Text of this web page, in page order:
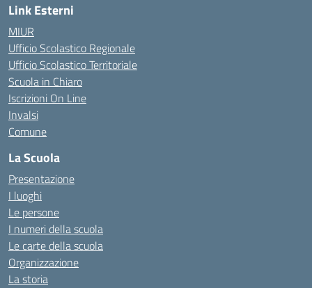
Link Esterni
MIUR
Ufficio Scolastico Regionale
Ufficio Scolastico Territoriale
Scuola in Chiaro
Iscrizioni On Line
Invalsi
Comune
La Scuola
Presentazione
I luoghi
Le persone
I numeri della scuola
Le carte della scuola
Organizzazione
La storia